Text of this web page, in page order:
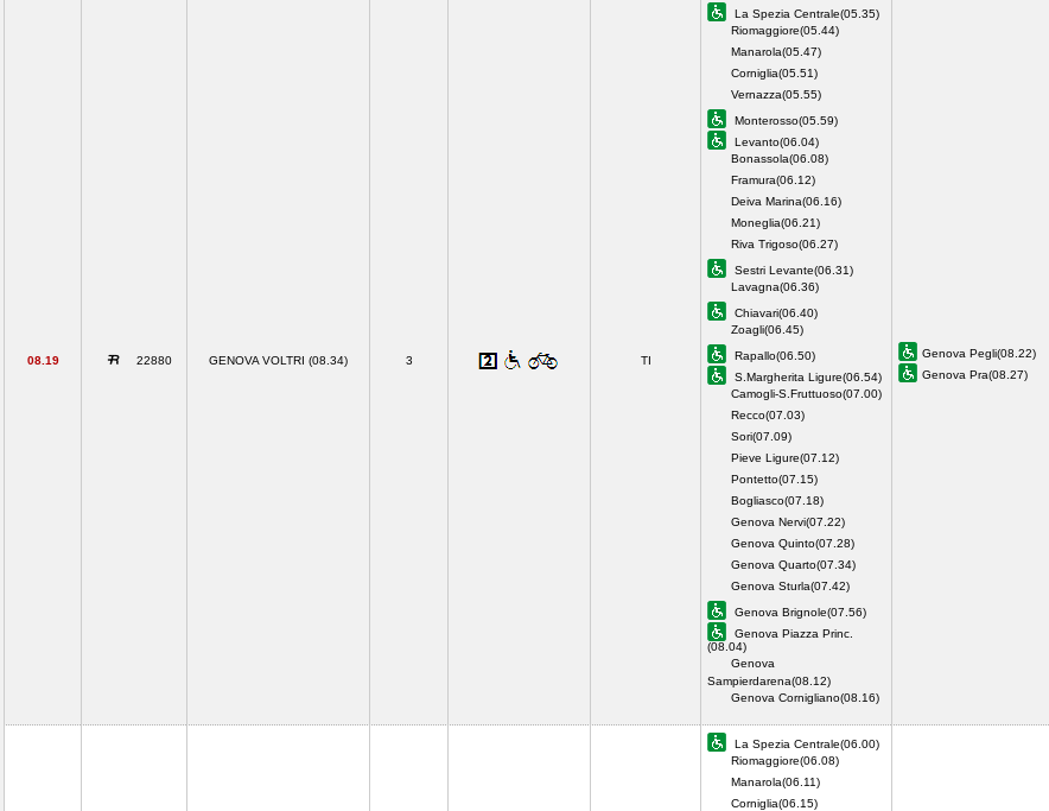
08.19 22880 GENOVA VOLTRI (08.34) 3 TI
La Spezia Centrale(05.35)
Riomaggiore(05.44)
Manarola(05.47)
Corniglia(05.51)
Vernazza(05.55)
Monterosso(05.59)
Levanto(06.04)
Bonassola(06.08)
Framura(06.12)
Deiva Marina(06.16)
Moneglia(06.21)
Riva Trigoso(06.27)
Sestri Levante(06.31)
Lavagna(06.36)
Chiavari(06.40)
Zoagli(06.45)
Rapallo(06.50)
S.Margherita Ligure(06.54)
Camogli-S.Fruttuoso(07.00)
Recco(07.03)
Sori(07.09)
Pieve Ligure(07.12)
Pontetto(07.15)
Bogliasco(07.18)
Genova Nervi(07.22)
Genova Quinto(07.28)
Genova Quarto(07.34)
Genova Sturla(07.42)
Genova Brignole(07.56)
Genova Piazza Princ.
(08.04)
Genova
Sampierdarena(08.12)
Genova Cornigliano(08.16)
Genova Pegli(08.22)
Genova Pra(08.27)
La Spezia Centrale(06.00)
Riomaggiore(06.08)
Manarola(06.11)
Corniglia(06.15)